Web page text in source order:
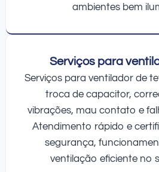
ambientes bem
Serviços para
Serviços para ventilador de
troca de capacitor,
vibrações, mau contato e
Atendimento rápido e
segurança,
ventilação eficiente no